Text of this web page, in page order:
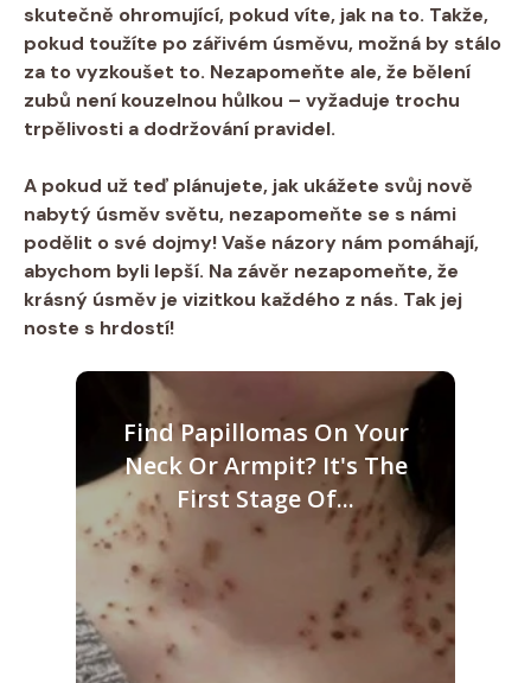
skutečně ohromující, pokud víte, jak na to. Takže,
⁣pokud toužíte‍ po zářivém úsměvu, ⁢možná by stálo
za to⁤ vyzkoušet to. Nezapomeňte ale, ⁣že bělení
⁢zubů není kouzelnou hůlkou – vyžaduje trochu⁢
trpělivosti ‍a dodržování pravidel.
A pokud už teď plánujete, jak ukážete svůj nově
nabytý úsměv světu, ⁣nezapomeňte se s námi
podělit o své ‍dojmy! Vaše názory nám pomáhají,
abychom byli lepší.‌ Na‌ závěr nezapomeňte, že
krásný úsměv je vizitkou každého ⁢z nás. Tak jej
noste s hrdostí!
Find Papillomas On Your
Neck Or Armpit? It's The
First Stage Of...